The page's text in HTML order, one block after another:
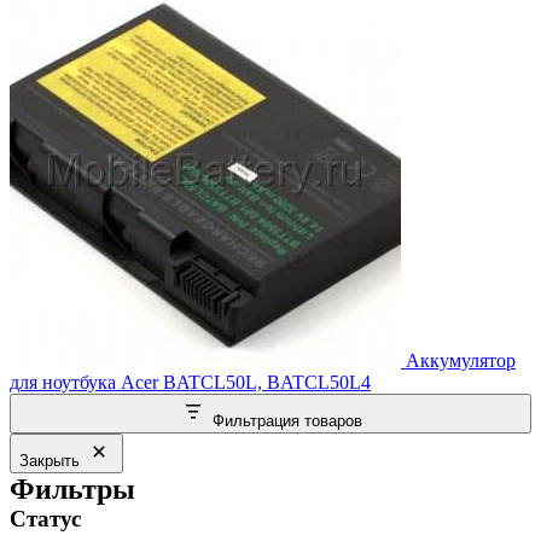
Аккумулятор
для ноутбука Acer BATCL50L, BATCL50L4
Фильтрация товаров
Закрыть
Фильтры
Статус